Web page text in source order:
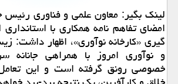
لینك بگیر: معاون علمی و فناوری
امضای تفاهم نامه همكاری با
گیری «كارخانه نوآوری»، اظهار داشت:
و نوآوری امروز با همراهی جانانه
خصوصی رونق گرفته است و این